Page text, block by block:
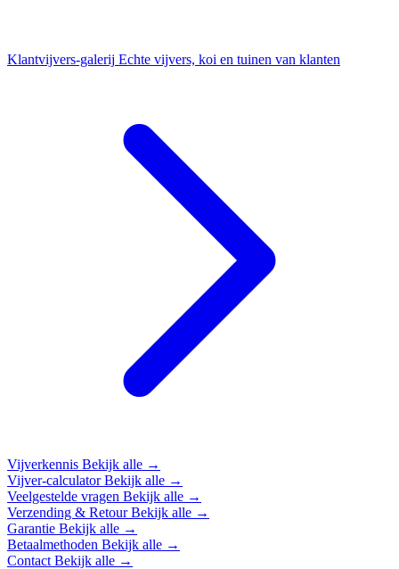
Klantvijvers-galerij Echte vijvers, koi en tuinen van klanten
Vijverkennis Bekijk alle →
Vijver-calculatorBekijk alle →
Veelgestelde vragen Bekijk alle →
Verzending & RetourBekijk alle →
Garantie Bekijk alle →
Betaalmethoden Bekijk alle →
Contact Bekijk alle →